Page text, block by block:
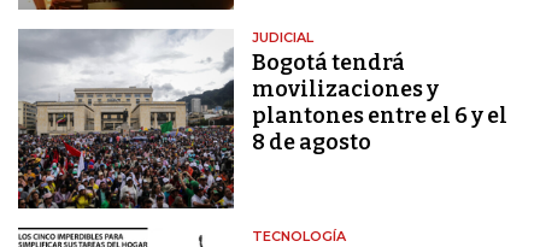
JUDICIAL
Bogotá tendrá
movilizaciones y
plantones entre el 6 y el
8 de agosto
TECNOLOGÍA